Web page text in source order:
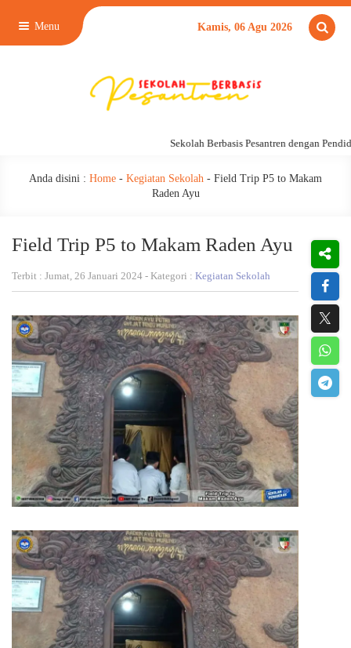
Menu Kamis, 06 Agu 2026
Sekolah Berbasis Pesantren dengan
Anda disini : Home - Kegiatan Sekolah - Field Trip P5 to Makam
Raden Ayu
Field Trip P5 to Makam Raden Ayu
Terbit : Jumat, 26 Januari 2024 - Kategori : Kegiatan Sekolah